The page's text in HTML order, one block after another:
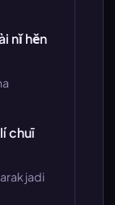
nǐ hěn
chuī
jadi